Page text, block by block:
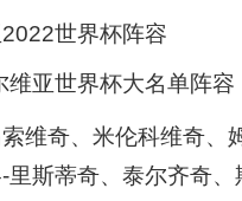
世界杯阵容
维亚世界杯大名单阵容
维奇、米伦科维奇、
里斯蒂奇、泰尔齐奇、